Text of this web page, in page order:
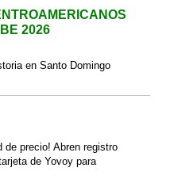
2026
en Santo Domingo
de precio! Abren registro
de Yovoy para